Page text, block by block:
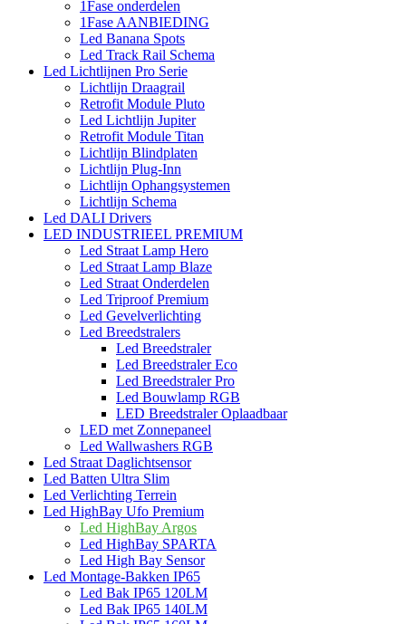
1Fase onderdelen
1Fase AANBIEDING
Led Banana Spots
Led Track Rail Schema
Led Lichtlijnen Pro Serie
Lichtlijn Draagrail
Retrofit Module Pluto
Led Lichtlijn Jupiter
Retrofit Module Titan
Lichtlijn Blindplaten
Lichtlijn Plug-Inn
Lichtlijn Ophangsystemen
Lichtlijn Schema
Led DALI Drivers
LED INDUSTRIEEL PREMIUM
Led Straat Lamp Hero
Led Straat Lamp Blaze
Led Straat Onderdelen
Led Triproof Premium
Led Gevelverlichting
Led Breedstralers
Led Breedstraler
Led Breedstraler Eco
Led Breedstraler Pro
Led Bouwlamp RGB
LED Breedstraler Oplaadbaar
LED met Zonnepaneel
Led Wallwashers RGB
Led Straat Daglichtsensor
Led Batten Ultra Slim
Led Verlichting Terrein
Led HighBay Ufo Premium
Led HighBay Argos
Led HighBay SPARTA
Led High Bay Sensor
Led Montage-Bakken IP65
Led Bak IP65 120LM
Led Bak IP65 140LM